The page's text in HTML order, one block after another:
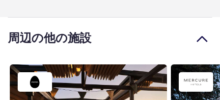
周辺の他の施設